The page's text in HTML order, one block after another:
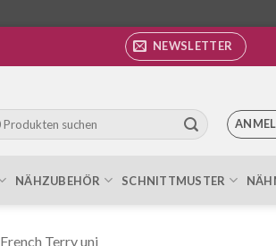
NEWSLETTER
NÄHZUBEHÖR SCHNITTMUSTER
French Terry uni